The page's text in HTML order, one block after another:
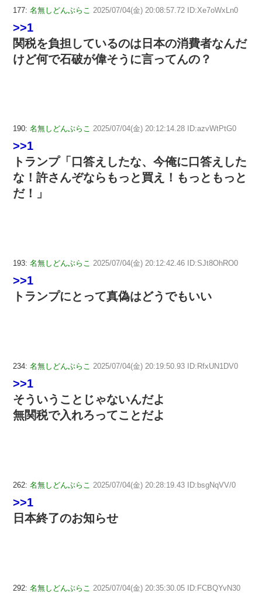
177: 名無しどんぶらこ 2025/07/04(金) 20:08:57.72 ID:Xe7oWxLn0
>>1
関税を負担しているのは日本の消費者なんだ
けど何で石破が偉そうに言ってんの？
190: 名無しどんぶらこ 2025/07/04(金) 20:12:14.28 ID:azvWtPtG0
>>1
トランプ「口答えしたな、今俺に口答えした
な！許さんぞならもっと買え！もっともっと
だ！」
193: 名無しどんぶらこ 2025/07/04(金) 20:12:42.46 ID:SJt8OhRO0
>>1
トランプにとって真偽はどうでもいい
234: 名無しどんぶらこ 2025/07/04(金) 20:19:50.93 ID:RfxUN1DV0
>>1
そういうことじゃないんだよ
無関税で入れろってことだよ
262: 名無しどんぶらこ 2025/07/04(金) 20:28:19.43 ID:bsgNqVV/0
>>1
日本終了のお知らせ
292: 名無しどんぶらこ 2025/07/04(金) 20:35:30.05 ID:FCBQYvN30